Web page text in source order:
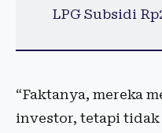
LPG Subsidi
“Faktanya, mereka
investor, tetapi